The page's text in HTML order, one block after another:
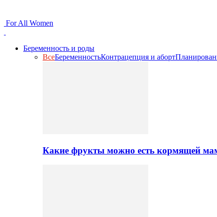
For All Women
Беременность и роды
ВсеБеременностьКонтрацепция и аборт
Какие фрукты можно есть кормящей